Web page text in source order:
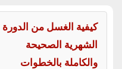
كيفية الغسل من الدورة
الشهرية الصحيحة
والكاملة بالخطوات